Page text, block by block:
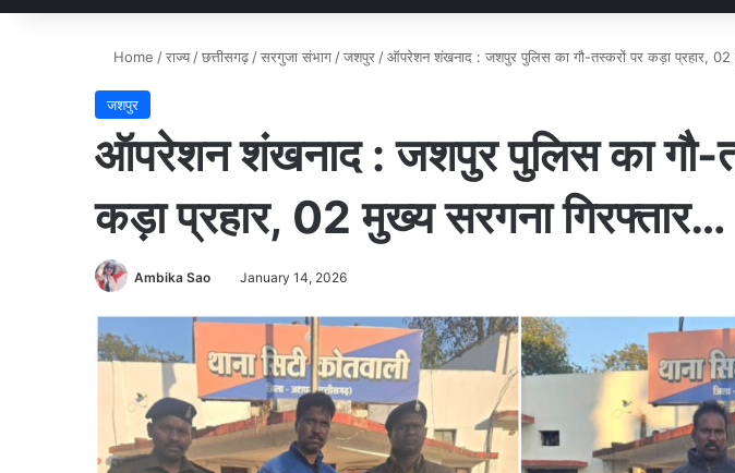
Home /राज्य /छत्तीसगढ़ /सरगुजा संभाग /जशपुर /ऑपरेशन शंखनाद : जशपुर पुलिस का गौ-तस्करों पर कड़ा प्रहार, 02
जशपुर
ऑपरेशन शंखनाद : जशपुर पुलिस का गौ-
कड़ा प्रहार, 02 मुख्य सरगना गिरफ्तार…
Ambika Sao January 14, 2026